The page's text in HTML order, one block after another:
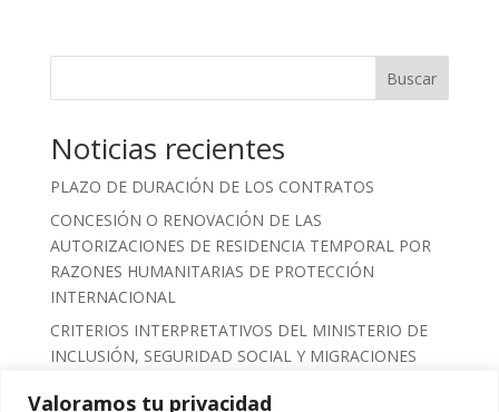
Valoramos tu privacidad
Buscar
Noticias recientes
PLAZO DE DURACIÓN DE LOS CONTRATOS
CONCESIÓN O RENOVACIÓN DE LAS
AUTORIZACIONES DE RESIDENCIA TEMPORAL POR
RAZONES HUMANITARIAS DE PROTECCIÓN
INTERNACIONAL
CRITERIOS INTERPRETATIVOS DEL MINISTERIO DE
INCLUSIÓN, SEGURIDAD SOCIAL Y MIGRACIONES